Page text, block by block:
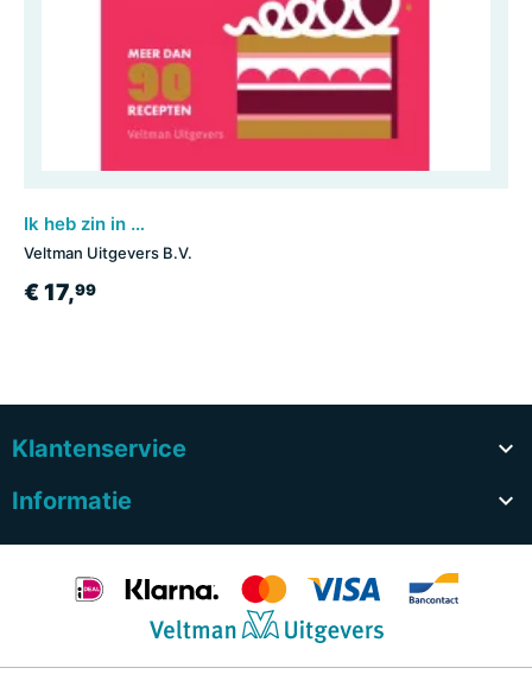
Ik heb zin in taart
Veltman Uitgevers B.V.
€ 17,99
Klantenservice

Informatie
